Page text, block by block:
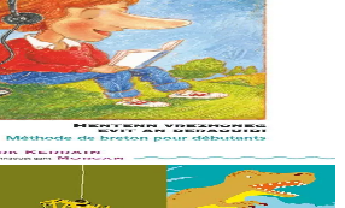
deraouidi al lise. En embannadur-mañ ez
an enrolladennoù enlinenn. Trede